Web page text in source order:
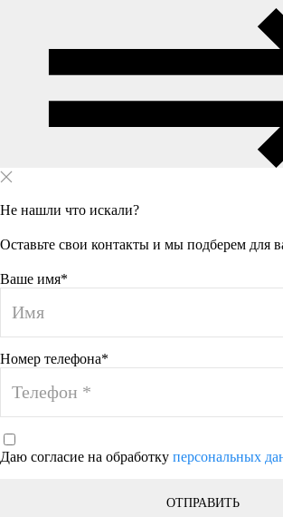
Не нашли что искали?
Оставьте свои контакты и мы подберем для
Ваше имя*
Номер телефона*
Даю согласие на обработку персональных
ОТПРАВИТЬ